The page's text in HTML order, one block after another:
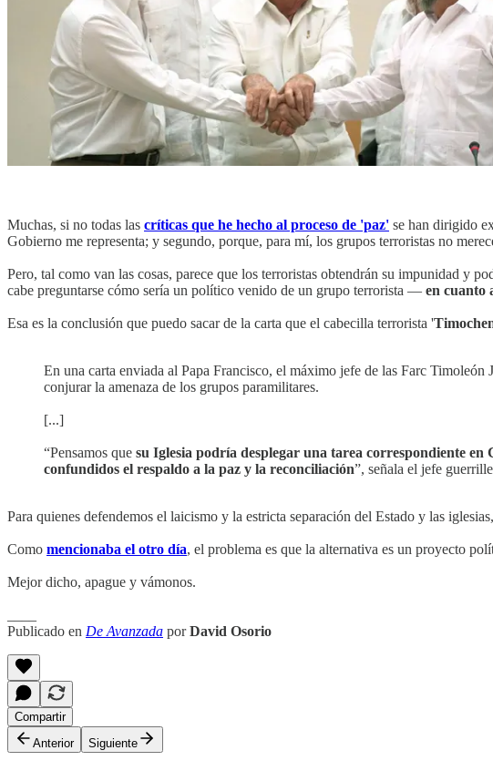
Muchas, si no todas las críticas que he hecho al proceso de 'paz' se han dirigido
Gobierno me representa; y segundo, porque, para mí, los grupos terroristas no
Pero, tal como van las cosas, parece que los terroristas obtendrán su impunidad y
cabe preguntarse cómo sería un político venido de un grupo terrorista — en cuanto
Esa es la conclusión que puedo sacar de la carta que el cabecilla terrorista '
En una carta enviada al Papa Francisco, el máximo jefe de las Farc Timoleón
conjurar la amenaza de los grupos paramilitares.
[...]
“Pensamos que su Iglesia podría desplegar una tarea correspondiente
confundidos el respaldo a la paz y la reconciliación”, señala el jefe
Para quienes defendemos el laicismo y la estricta separación del Estado y las
Como mencionaba el otro día, el problema es que la alternativa es un proyecto
Mejor dicho, apague y vámonos.
Publicado en De Avanzada porDavid Osorio
Compartir
Anterior
Siguiente